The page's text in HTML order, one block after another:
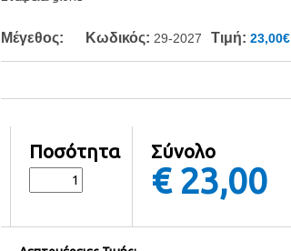
Μέγεθος: Κωδικός: 29-2027 Τιμή: 23,00€
Ποσότητα Σύνολο
€ 23,00